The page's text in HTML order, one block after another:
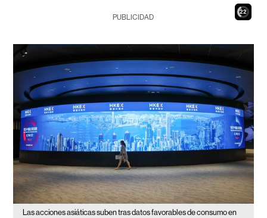
21
PUBLICIDAD
Las acciones asiáticas suben tras datos favorables de consumo en